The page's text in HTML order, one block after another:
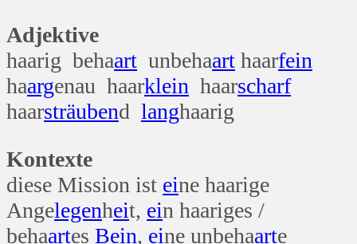
Adjektive
haarig behaart unbehaart haarfein
haargenau haarklein haarscharf
haarsträubend langhaarig
Kontexte
diese Mission ist eine haarige
Angelegenheit, ein haariges /
behaartes Bein, eine unbehaarte